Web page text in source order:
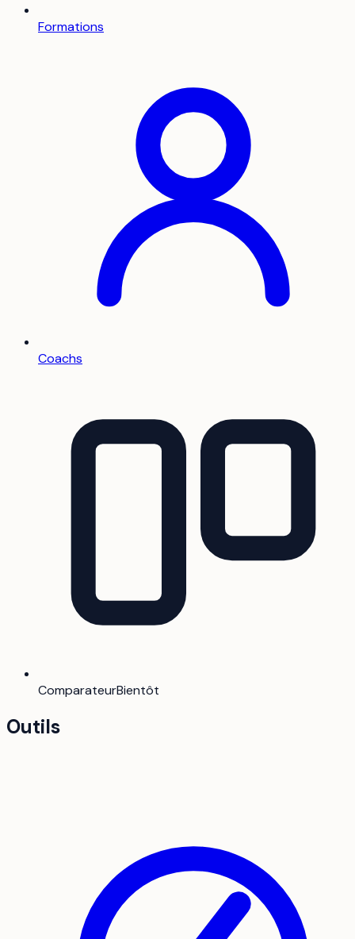
Formations
Coachs
ComparateurBientôt
Outils